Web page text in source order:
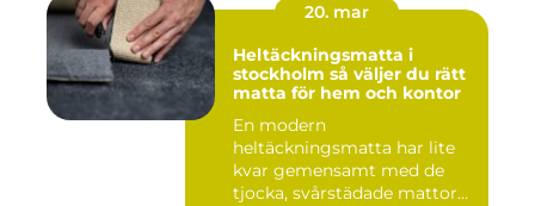
20. mar
Heltäckningsmatta i
stockholm så väljer du rätt
matta för hem och kontor
En modern
heltäckningsmatta har lite
kvar gemensamt med de
tjocka, svårstädade mattor